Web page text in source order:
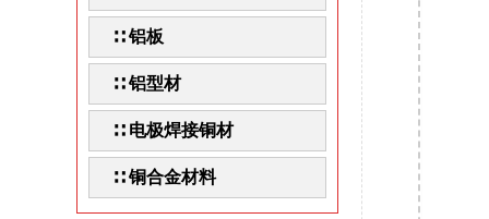
∷ 铝板
∷ 铝型材
∷ 电极焊接铜材
∷ 铜合金材料